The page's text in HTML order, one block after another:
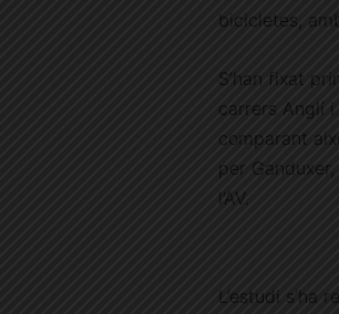
bicicletes,
S’han fixat
carrers Anglí
comparant
per
l’AV.
L’estudi